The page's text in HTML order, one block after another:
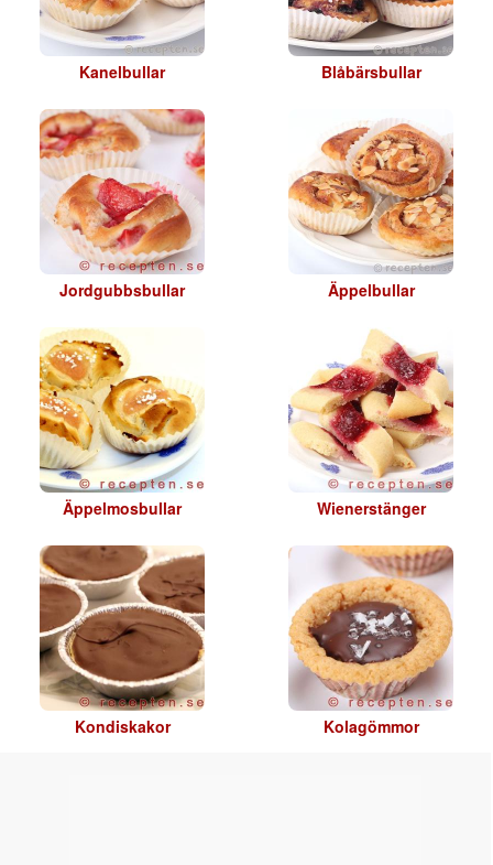
Kanelbullar Blåbärsbullar
Jordgubbsbullar Äppelbullar
Äppelmosbullar Wienerstänger
Kondiskakor Kolagömmor